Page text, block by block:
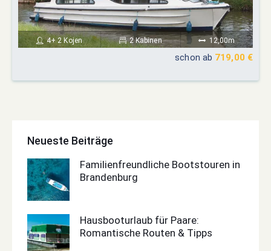
4+ 2 Kojen 2 Kabinen 12,00m
schon ab 719,00 €
Neueste Beiträge
Familienfreundliche Bootstouren in
Brandenburg
Hausbooturlaub für Paare:
Romantische Routen & Tipps